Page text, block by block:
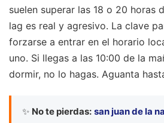
suelen superar las 18 o 20 horas
lag es real y agresivo. La clave
forzarse a entrar en el horario
uno. Si llegas a las 10:00 de la
dormir, no lo hagas. Aguanta
✨ No te pierdas: san juan de la